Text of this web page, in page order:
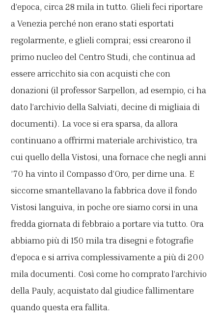
d’epoca, circa 28 mila in tutto. Glieli feci riportare
a Venezia perché non erano stati esportati
regolarmente, e glieli comprai; essi crearono il
primo nucleo del Centro Studi, che continua ad
essere arricchito sia con acquisti che con
donazioni (il professor Sarpellon, ad esempio, ci ha
dato l’archivio della Salviati, decine di migliaia di
documenti). La voce si era sparsa, da allora
continuano a offrirmi materiale archivistico, tra
cui quello della Vistosi, una fornace che negli anni
’70 ha vinto il Compasso d’Oro, per dirne una. E
siccome smantellavano la fabbrica dove il fondo
Vistosi languiva, in poche ore siamo corsi in una
fredda giornata di febbraio a portare via tutto. Ora
abbiamo più di 150 mila tra disegni e fotografie
d’epoca e si arriva complessivamente a più di 200
mila documenti. Così come ho comprato l’archivio
della Pauly, acquistato dal giudice fallimentare
quando questa era fallita.